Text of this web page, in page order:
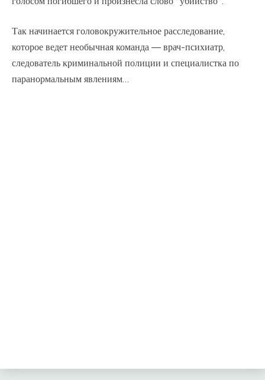
Так начинается головокружительное расследование,
которое ведет необычная команда — врач-психиатр,
следователь криминальной полиции и специалистка по
паранормальным явлениям…